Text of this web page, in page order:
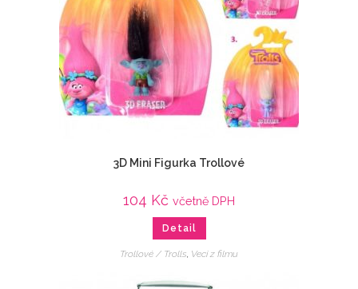
3D Mini Figurka Trollové
104 Kč včetně DPH
Detail
Trollové / Trolls, Veci z filmu